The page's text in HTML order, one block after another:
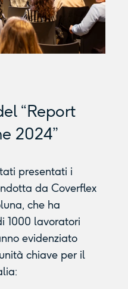
“Report
2024”
presentati i
da Coverflex
che ha
1000 lavoratori
evidenziato
chiave per il